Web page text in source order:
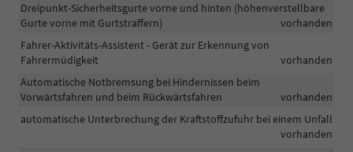
Dreipunkt-Sicherheitsgurte vorne und hinten (höhenverstellbare
Gurte vorne mit Gurtstraffern)
vorhanden
Fahrer-Aktivitäts-Assistent - Gerät zur Erkennung von
Fahrermüdigkeit
vorhanden
Automatische Notbremsung bei Hindernissen beim
Vorwärtsfahren und beim Rückwärtsfahren
vorhanden
automatische Unterbrechung der Kraftstoffzufuhr bei einem Unfall
vorhanden